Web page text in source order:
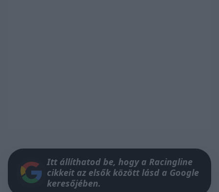
Itt állíthatod be, hogy a Racingline
cikkeit az elsők között lásd a Google
keresőjében.